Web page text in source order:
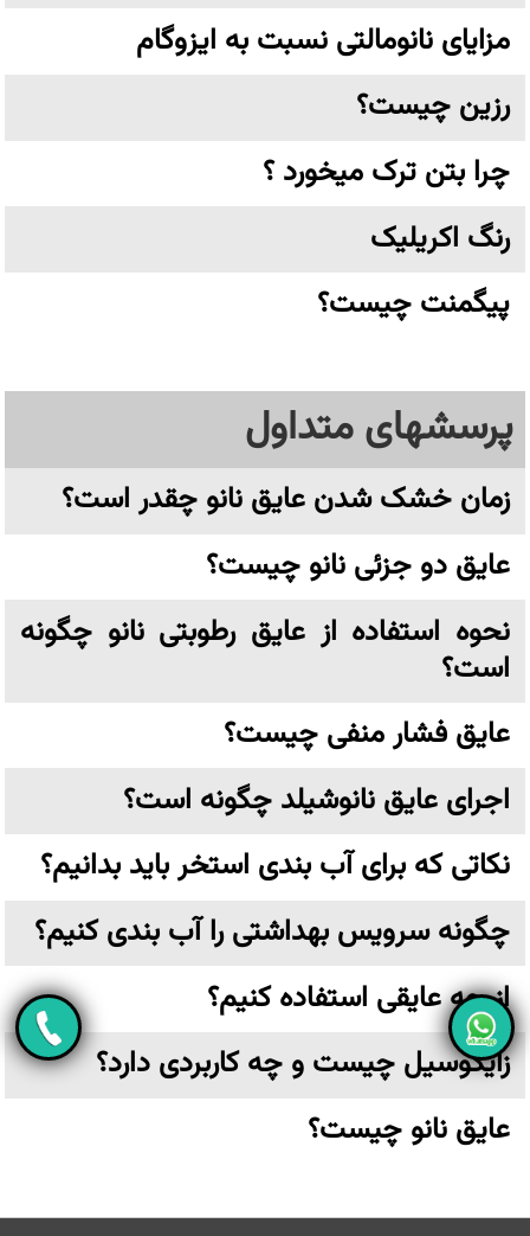
مزایای نانومالتی نسبت به ایزوگام
رزین چیست؟
چرا بتن ترک میخورد ؟
رنگ اکریلیک
پیگمنت چیست؟
پرسشهای متداول
زمان خشک شدن عایق نانو چقدر است؟
عایق دو جزئی نانو چیست؟
نحوه استفاده از عایق رطوبتی نانو چگونه
است؟
عایق فشار منفی چیست؟
اجرای عایق نانوشیلد چگونه است؟
نکاتی که برای آب بندی استخر باید بدانیم؟
چگونه سرویس بهداشتی را آب بندی کنیم؟
از چه عایقی استفاده کنیم؟
زایکوسیل چیست و چه کاربردی دارد؟
عایق نانو چیست؟